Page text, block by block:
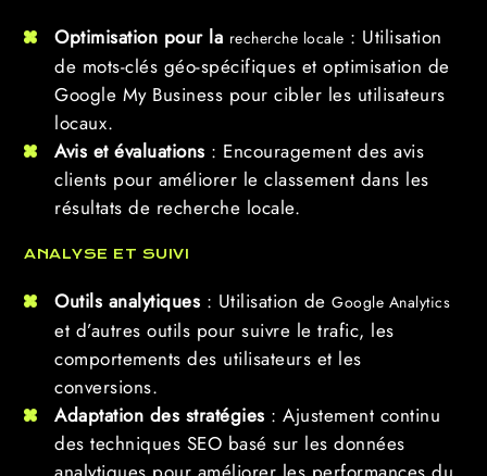
Optimisation pour la recherche locale : Utilisation
de mots-clés géo-spécifiques et optimisation de
Google My Business pour cibler les utilisateurs
locaux.
Avis et évaluations : Encouragement des avis
clients pour améliorer le classement dans les
résultats de recherche locale.
ANALYSE ET SUIVI
Outils analytiques : Utilisation deGoogle Analytics
et d’autres outils pour suivre le trafic, les
comportements des utilisateurs et les
conversions.
Adaptation des stratégies : Ajustement continu
des techniques SEO basé sur les données